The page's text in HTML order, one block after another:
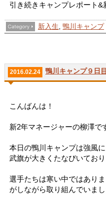
引き続きキャンプレポート
新入生, 鴨川キャンプ
2016.02.24 鴨川キャンプ９日
こんばんは！
新2年マネージャーの柳澤で
本日の鴨川キャンプは強風
武旗が大きくたなびいてお
選手たちは寒い中ではあり
がしながら取り組んでいま